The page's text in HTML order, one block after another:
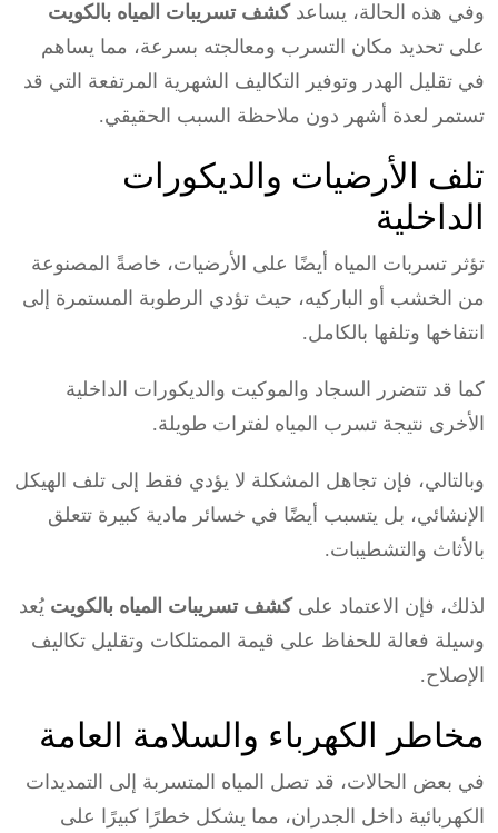
وفي هذه الحالة، يساعدكشف تسريبات المياه بالكويت
على تحديد مكان التسرب ومعالجته بسرعة، مما يساهم
في تقليل الهدر وتوفير التكاليف الشهرية المرتفعة التي قد
تستمر لعدة أشهر دون ملاحظة السبب الحقيقي.
تلف الأرضيات والديكورات
الداخلية
تؤثر تسربات المياه أيضًا على الأرضيات، خاصةً المصنوعة
من الخشب أو الباركيه، حيث تؤدي الرطوبة المستمرة إلى
انتفاخها وتلفها بالكامل.
كما قد تتضرر السجاد والموكيت والديكورات الداخلية
الأخرى نتيجة تسرب المياه لفترات طويلة.
وبالتالي، فإن تجاهل المشكلة لا يؤدي فقط إلى تلف الهيكل
الإنشائي، بل يتسبب أيضًا في خسائر مادية كبيرة تتعلق
بالأثاث والتشطيبات.
لذلك، فإن الاعتماد علىكشف تسريبات المياه بالكويت يُعد
وسيلة فعالة للحفاظ على قيمة الممتلكات وتقليل تكاليف
الإصلاح.
مخاطر الكهرباء والسلامة العامة
في بعض الحالات، قد تصل المياه المتسربة إلى التمديدات
الكهربائية داخل الجدران، مما يشكل خطرًا كبيرًا على